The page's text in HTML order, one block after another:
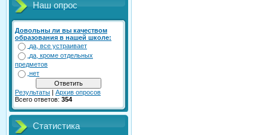
Наш опрос
Довольны ли вы качеством
образования в нашей школе:
да, все устраивает
да, кроме отдельных
предметов
нет
Результаты | Архив опросов
Всего ответов: 354
Статистика